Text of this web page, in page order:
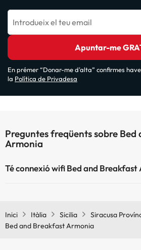
Introdueix el teu email
Apuntar-me
En prémer “Donar-me d'alta” confirmes
la Política de Privadesa
Preguntes freqüents sobre
Armonia
Té connexió wifi Bed and Breakfast
Inici Itàlia Sicilia Siracusa
Bed and Breakfast Armonia